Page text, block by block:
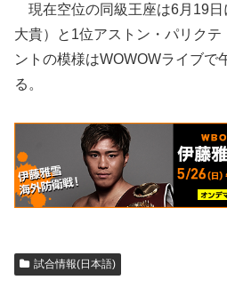
現在空位の同級王座は6月19日
大貴）と1位アストン・パリク
ントの模様はWOWOWライブで
る。
試合情報(日本語)